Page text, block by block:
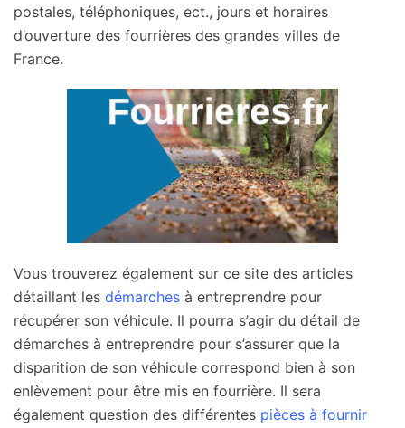
postales, téléphoniques, ect., jours et horaires
d’ouverture des fourrières des grandes villes de
France.
Vous trouverez également sur ce site des articles
détaillant les démarches à entreprendre pour
récupérer son véhicule. Il pourra s’agir du détail de
démarches à entreprendre pour s’assurer que la
disparition de son véhicule correspond bien à son
enlèvement pour être mis en fourrière. Il sera
également question des différentes pièces à fournir